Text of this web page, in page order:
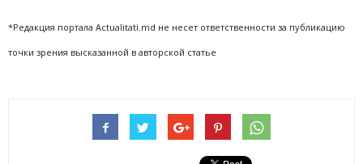
*Редакция портала Actualitati.md не несет ответственности за публикацию
точки зрения высказанной в авторской статье